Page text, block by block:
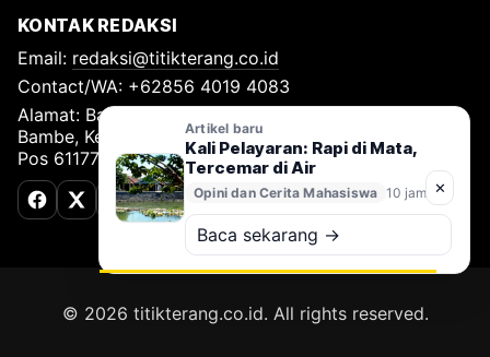
KONTAK REDAKSI
Email: redaksi@titikterang.co.id
Contact/WA: +62856 4019 4083
Alamat: Bambe Nomor 115, RT 009 RW 009, Desa
Bambe, Kecamatan Driyorejo, Kabupaten Gresik, Kode
Pos 61177
FacebookX (Twitter)
TikTok
© 2026 titikterang.co.id. All rights reserved.
Artikel baru
Kali Pelayaran: Rapi di Mata,
Tercemar di Air
Opini dan Cerita Mahasiswa 10 jam lalu
Baca sekarang →
✕